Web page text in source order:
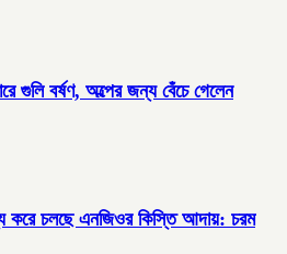
গুলি বর্ষণ, অল্পের জন্য বেঁচে গেলেন
করে চলছে এনজিওর কিস্তি আদায়: চরম